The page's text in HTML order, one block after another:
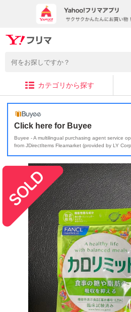
カテゴリから探す
Click here for Buyee
Buyee - A multilingual purchasing agent service
from JDirectItems Fleamarket (provided by LY